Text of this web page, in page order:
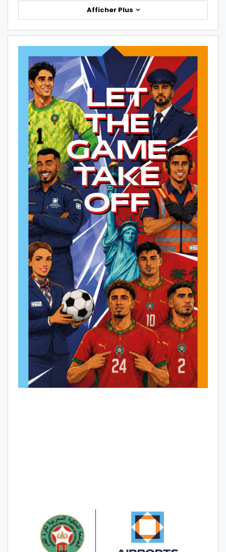
Afficher Plus